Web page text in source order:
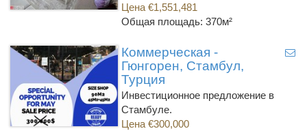
Цена €1,551,481
Общая площадь: 370м²
Коммерческая -
Гюнгорен, Стамбул,
Турция
Инвестиционное предложение в
Стамбуле.
Цена €300,000